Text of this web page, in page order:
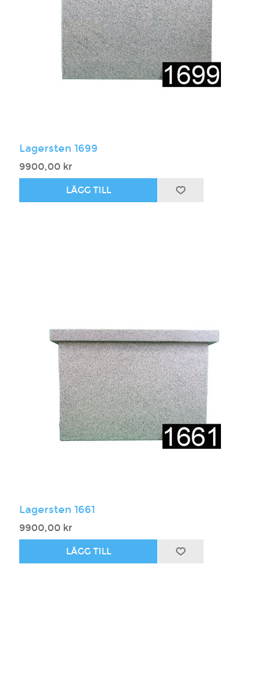
Lagersten 1699
9900,00 kr
Lagersten 1661
9900,00 kr